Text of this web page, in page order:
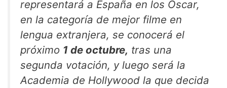
representará a España en los Oscar,
en la categoría de mejor filme en
lengua extranjera, se conocerá el
próximo 1 de octubre, tras una
segunda votación, y luego será la
Academia de Hollywood la que decida